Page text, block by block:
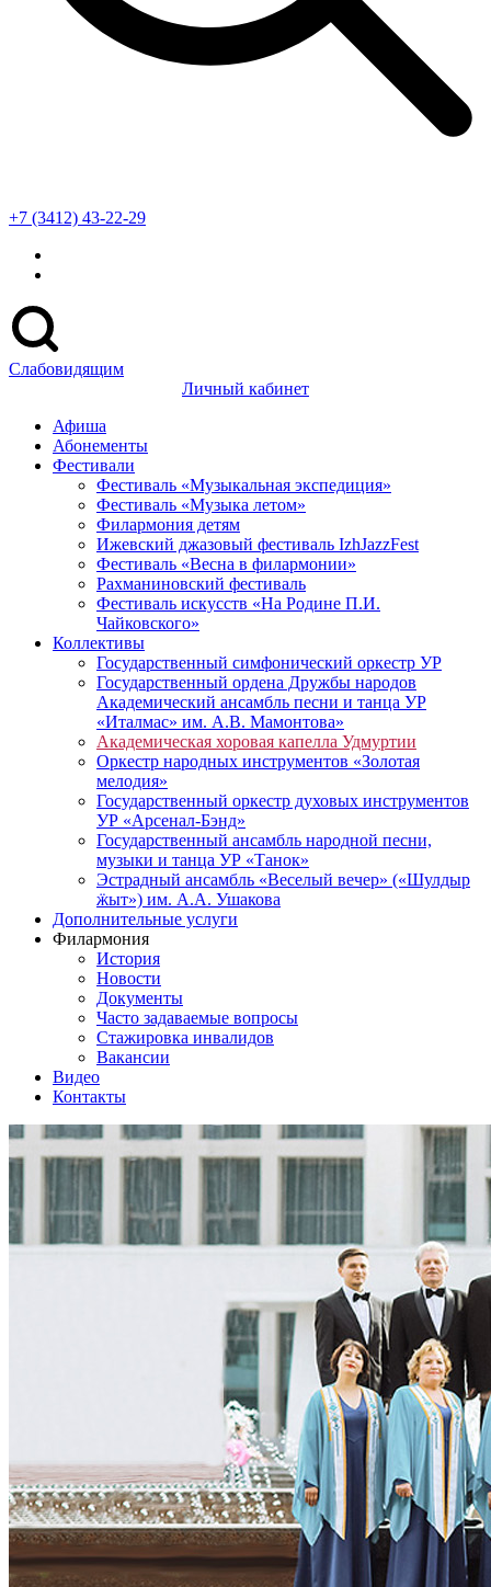
+7 (3412) 43-22-29
Слабовидящим
Личный кабинет
Афиша
Абонементы
Фестивали
Фестиваль «Музыкальная экспедиция»
Фестиваль «Музыка летом»
Филармония детям
Ижевский джазовый фестиваль IzhJazzFest
Фестиваль «Весна в филармонии»
Рахманиновский фестиваль
Фестиваль искусств «На Родине П.И.
Чайковского»
Коллективы
Государственный симфонический оркестр УР
Государственный ордена Дружбы народов
Академический ансамбль песни и танца УР
«Италмас» им. А.В. Мамонтова»
Академическая хоровая капелла Удмуртии
Оркестр народных инструментов «Золотая
мелодия»
Государственный оркестр духовых инструментов
УР «Арсенал-Бэнд»
Государственный ансамбль народной песни,
музыки и танца УР «Танок»
Эстрадный ансамбль «Веселый вечер» («Шулдыр
ӝыт») им. А.А. Ушакова
Дополнительные услуги
Филармония
История
Новости
Документы
Часто задаваемые вопросы
Стажировка инвалидов
Вакансии
Видео
Контакты